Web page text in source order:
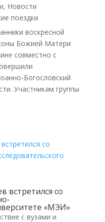
, Новости
поездки
воскресной
Божией Матери
совместно с
Богословский
Участникам группы
встретился со
«МЭИ»
с вузами и